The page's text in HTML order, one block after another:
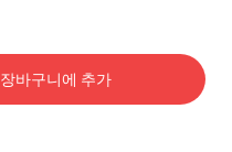
장바구니에 추가